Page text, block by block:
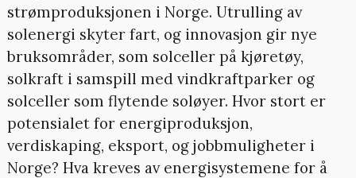
strømproduksjonen i Norge. Utrulling av
solenergi skyter fart, og innovasjon gir nye
bruksområder, som solceller på kjøretøy,
solkraft i samspill med vindkraftparker og
solceller som flytende soløyer. Hvor stort er
potensialet for energiproduksjon,
verdiskaping, eksport, og jobbmuligheter i
Norge? Hva kreves av energisystemene for å